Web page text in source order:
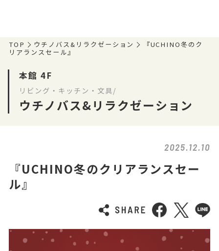
TOP ウチノバス&リラクゼーション
『UCHINO冬のク
リアランスセール』
本館 4F
リビング・キッチン・文具/
ウチノバス&リラクゼーション
2025.12.10
『UCHINO冬のクリアランスセー
ル』